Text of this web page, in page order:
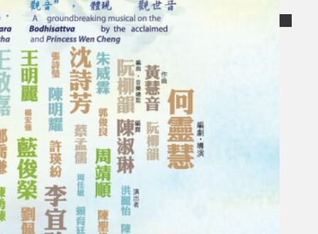
EN
Cari laman web
Gelintar
×